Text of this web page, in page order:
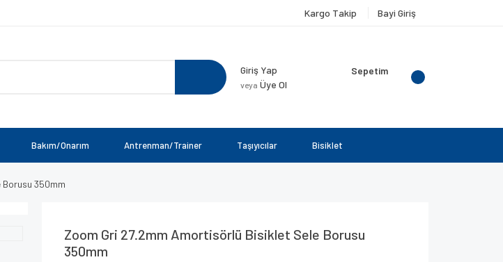
Kargo Takip Bayi Giriş
Giriş Yap
veya Üye Ol
Sepetim
Bakım/Onarım Antrenman/Trainer Taşıyıcılar Bisiklet
350mm
Zoom Gri 27.2mm Amortisörlü Bisiklet Sele Borusu
350mm